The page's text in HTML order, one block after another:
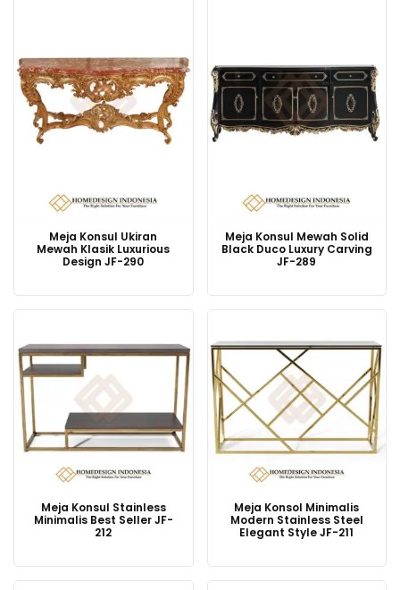
Meja Konsul Ukiran
Mewah Klasik Luxurious
Design JF-290
Meja Konsul Mewah Solid
Black Duco Luxury Carving
JF-289
Meja Konsul Stainless
Minimalis Best Seller JF-
212
Meja Konsol Minimalis
Modern Stainless Steel
Elegant Style JF-211